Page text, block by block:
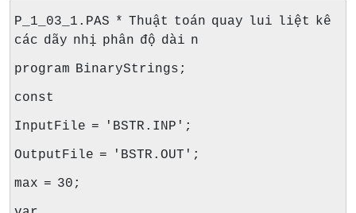
P_1_03_1.PAS * Thuật toán quay lui liệt kê
các dãy nhị phân độ dài n
program BinaryStrings;
const
InputFile = 'BSTR.INP';
OutputFile = 'BSTR.OUT';
max = 30;